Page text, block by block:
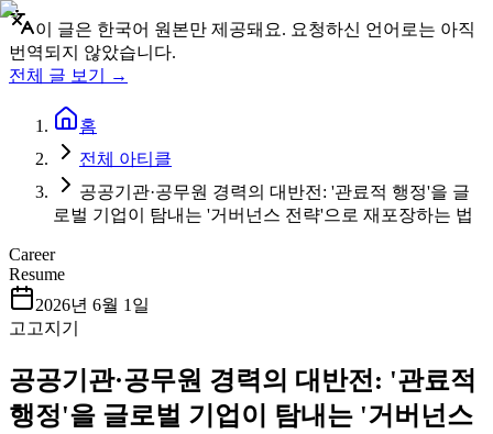
이 글은 한국어 원본만 제공돼요. 요청하신 언어로는 아직
번역되지 않았습니다.
전체 글 보기 →
홈
전체 아티클
공공기관·공무원 경력의 대반전: '관료적 행정'을 글
로벌 기업이 탐내는 '거버넌스 전략'으로 재포장하는 법
Career
Resume
2026년 6월 1일
고고지기
공공기관·공무원 경력의 대반전: '관료적
행정'을 글로벌 기업이 탐내는 '거버넌스